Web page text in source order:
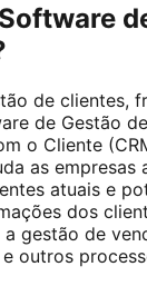
de clientes,
de Gestão de
o Cliente
as empresas
atuais e
dos
gestão de
outros